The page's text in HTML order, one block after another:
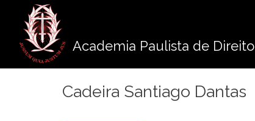
conteúdo
Academia Paulista de Direito
Cadeira Santiago Dantas